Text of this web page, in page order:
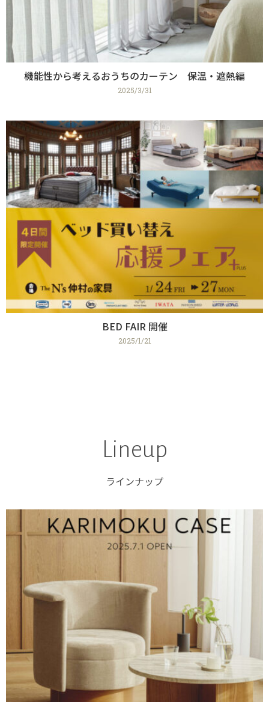
機能性から考えるおうちのカーテン 保温・遮熱編
2025/3/31
BED FAIR 開催
2025/1/21
Lineup
ラインナップ